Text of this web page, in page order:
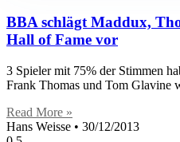
BBA schlägt Maddux,
Hall of Fame vor
3 Spieler mit 75% der Stimmen
Frank Thomas und Tom Glavine
Read More »
Hans Weisse
30/12/2013